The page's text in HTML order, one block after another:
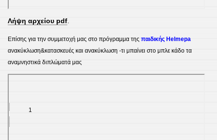
Λήψη αρχείου pdf
Επίσης για την συμμετοχή μας στο πρόγραμμα της παιδικής Helmepa
ανακύκλωση&κατασκευές και ανακύκλωση -τι μπαίνει στο μπλε κάδο τα
αναμνηστικά διπλώματά μας